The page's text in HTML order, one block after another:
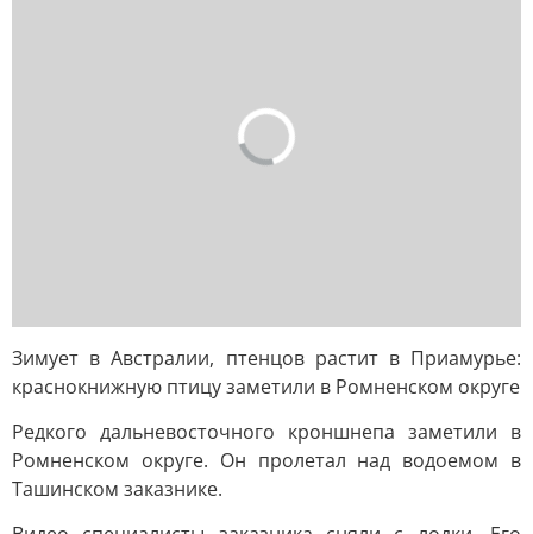
Зимует в Австралии, птенцов растит в Приамурье:
краснокнижную птицу заметили в Ромненском округе
Редкого дальневосточного кроншнепа заметили в
Ромненском округе. Он пролетал над водоемом в
Ташинском заказнике.